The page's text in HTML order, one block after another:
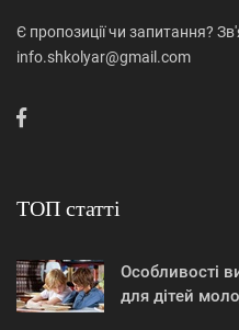
Є пропозиції чи запитання?
info.shkolyar@gmail.com
ТОП статті
Особливості
для дітей